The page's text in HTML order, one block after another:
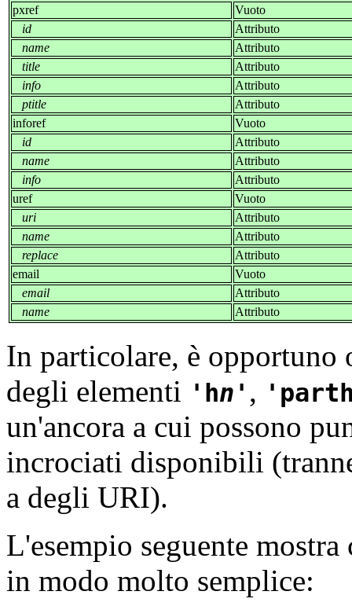
pxref
Vuoto
id
Attributo
name
Attributo
title
Attributo
info
Attributo
ptitle
Attributo
inforef
Vuoto
id
Attributo
name
Attributo
info
Attributo
uref
Vuoto
uri
Attributo
name
Attributo
replace
Attributo
email
Vuoto
email
Attributo
name
Attributo
In particolare, è opportuno
degli elementi
hn ,
un'ancora a cui possono
incrociati disponibili
a degli URI).
L'esempio seguente
in modo molto semplice: